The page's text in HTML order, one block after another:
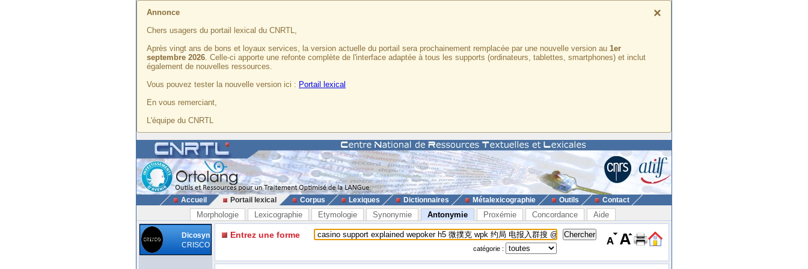
×
Annonce
Chers usagers du portail lexical du CNRTL,
Après vingt ans de bons et loyaux services, la version actuelle du portail sera prochainement remplacée par une nouvelle version au 1er
septembre 2026. Celle-ci apporte une refonte complète de l'interface adaptée à tous les supports (ordinateurs, tablettes, smartphones) et inclut
également de nouvelles ressources.
Vous pouvez tester la nouvelle version ici : Portail lexical
En vous remerciant,
L'équipe du CNRTL
Accueil Portail lexical Corpus Lexiques Dictionnaires Métalexicographie Outils Contact
Morphologie Lexicographie Etymologie Synonymie Antonymie Proxémie Concordance Aide
Dicosyn
CRISCO
Entrez une forme
catégorie :